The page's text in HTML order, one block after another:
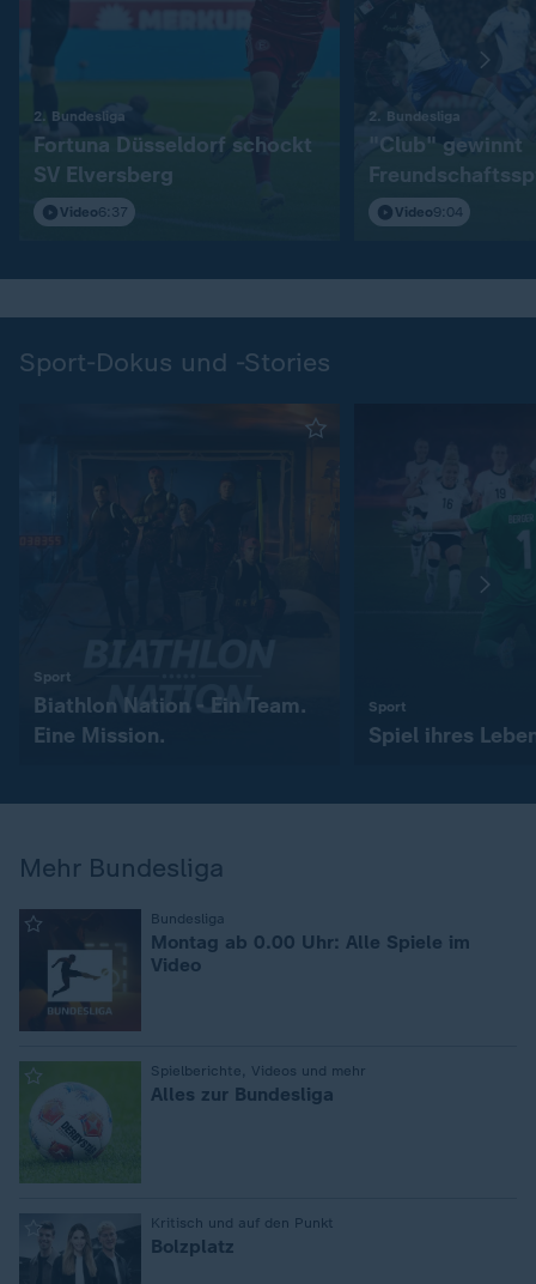
2. Bundesliga
Fortuna Düsseldorf schockt
SV Elversberg
Video6:37
2. Bundesliga
"Club" gewinnt
S04Video9:04
Sport-Dokus und -Stories
Sport
Biathlon Nation - Ein Team.
Eine Mission.
Sport
Spiel ihres
Mehr Bundesliga
Bundesliga
Montag ab 0.00 Uhr: Alle Spiele im
Video
Spielberichte, Videos und mehr
Alles zur Bundesliga
Kritisch und auf den Punkt
Bolzplatz